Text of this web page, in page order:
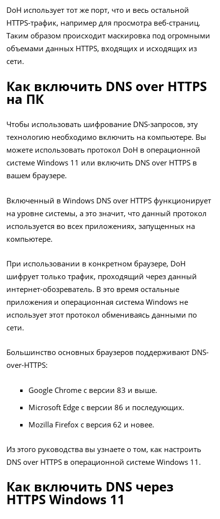
DoH использует тот же порт, что и весь остальной
HTTPS-трафик, например для просмотра веб-страниц.
Таким образом происходит маскировка под огромными
объемами данных HTTPS, входящих и исходящих из
сети.
Как включить DNS over HTTPS
на ПК
Чтобы использовать шифрование DNS-запросов, эту
технологию необходимо включить на компьютере. Вы
можете использовать протокол DoH в операционной
системе Windows 11 или включить DNS over HTTPS в
вашем браузере.
Включенный в Windows DNS over HTTPS функционирует
на уровне системы, а это значит, что данный протокол
используется во всех приложениях, запущенных на
компьютере.
При использовании в конкретном браузере, DoH
шифрует только трафик, проходящий через данный
интернет-обозреватель. В это время остальные
приложения и операционная система Windows не
использует этот протокол обмениваясь данными по
сети.
Большинство основных браузеров поддерживают DNS-
over-HTTPS:
Google Chrome с версии 83 и выше.
Microsoft Edge с версии 86 и последующих.
Mozilla Firefox с версия 62 и новее.
Из этого руководства вы узнаете о том, как настроить
DNS over HTTPS в операционной системе Windows 11.
Как включить DNS через
HTTPS Windows 11